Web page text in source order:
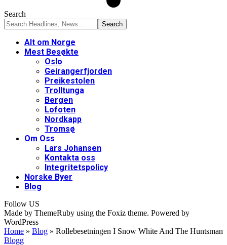
Search
Alt om Norge
Mest Besøkte
Oslo
Geirangerfjorden
Preikestolen
Trolltunga
Bergen
Lofoten
Nordkapp
Tromsø
Om Oss
Lars Johansen
Kontakta oss
Integritetspolicy
Norske Byer
Blog
Follow US
Made by ThemeRuby using the Foxiz theme. Powered by
WordPress
Home » Blog » Rollebesetningen I Snow White And The Huntsman
Blogg